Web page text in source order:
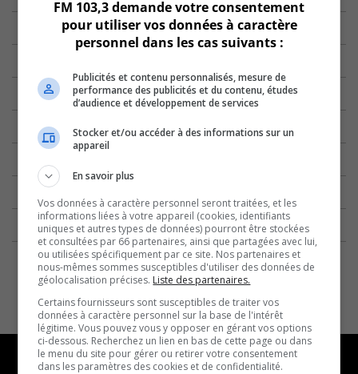
FM 103,3 demande votre consentement
pour utiliser vos données à caractère
personnel dans les cas suivants :
Publicités et contenu personnalisés, mesure de
performance des publicités et du contenu, études
d’audience et développement de services
Stocker et/ou accéder à des informations sur un
appareil
En savoir plus
Vos données à caractère personnel seront traitées, et les
informations liées à votre appareil (cookies, identifiants
uniques et autres types de données) pourront être stockées
et consultées par 66 partenaires, ainsi que partagées avec lui,
ou utilisées spécifiquement par ce site. Nos partenaires et
nous-mêmes sommes susceptibles d'utiliser des données de
géolocalisation précises. Liste des partenaires.
Certains fournisseurs sont susceptibles de traiter vos
données à caractère personnel sur la base de l'intérêt
légitime. Vous pouvez vous y opposer en gérant vos options
ci-dessous. Recherchez un lien en bas de cette page ou dans
le menu du site pour gérer ou retirer votre consentement
dans les paramètres des cookies et de confidentialité.